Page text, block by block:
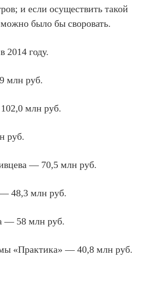
и если осуществить такой
было бы своровать.
2014 году.
млн руб.
млн руб.
руб.
— 70,5 млн руб.
48,3 млн руб.
— 58 млн руб.
«Практика» — 40,8 млн руб.